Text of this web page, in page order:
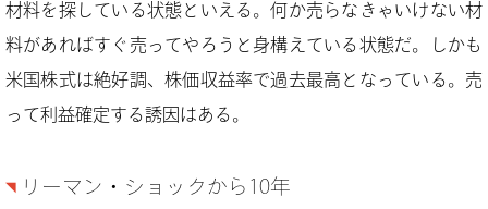
材料を探している状態といえる。何か売らなきゃいけない材
料があればすぐ売ってやろうと身構えている状態だ。しかも
米国株式は絶好調、株価収益率で過去最高となっている。売
って利益確定する誘因はある。
リーマン・ショックから10年